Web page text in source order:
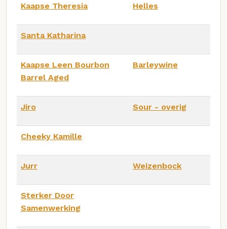
Kaapse Theresia Helles
Santa Katharina
Kaapse Leen Bourbon
Barrel Aged
Barleywine
Jiro Sour - overig
Cheeky Kamille
Jurr Weizenbock
Sterker Door
Samenwerking